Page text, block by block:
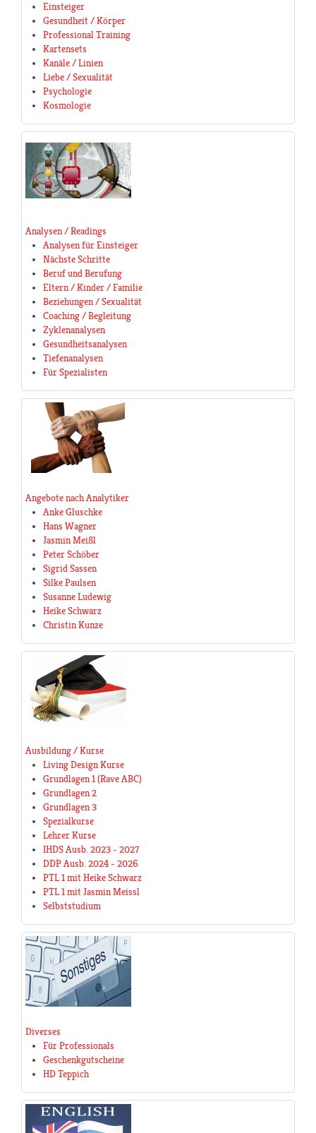
Einsteiger
Gesundheit / Körper
Professional Training
Kartensets
Kanäle / Linien
Liebe / Sexualität
Psychologie
Kosmologie
Analysen / Readings
Analysen für Einsteiger
Nächste Schritte
Beruf und Berufung
Eltern / Kinder / Familie
Beziehungen / Sexualität
Coaching / Begleitung
Zyklenanalysen
Gesundheitsanalysen
Tiefenanalysen
Für Spezialisten
Angebote nach Analytiker
Anke Gluschke
Hans Wagner
Jasmin Meißl
Peter Schöber
Sigrid Sassen
Silke Paulsen
Susanne Ludewig
Heike Schwarz
Christin Kunze
Ausbildung / Kurse
Living Design Kurse
Grundlagen 1 (Rave ABC)
Grundlagen 2
Grundlagen 3
Spezialkurse
Lehrer Kurse
IHDS Ausb. 2023 - 2027
DDP Ausb. 2024 - 2026
PTL 1 mit Heike Schwarz
PTL 1 mit Jasmin Meissl
Selbststudium
Diverses
Für Professionals
Geschenkgutscheine
HD Teppich